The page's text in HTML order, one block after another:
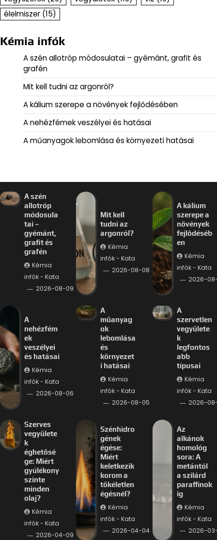
élelmiszer (15)
Kémia infók
A szén allotróp módosulatai – gyémánt, grafit és
grafén
Mit kell tudni az argonról?
A kálium szerepe a növények fejlődésében
A nehézfémek veszélyei és hatásai
A műanyagok lebomlása és környezeti hatásai
A szén
allotróp
módosula
tai –
gyémánt,
grafit és
grafén
Kémia
infók - Kata
2026-08-09
Mit kell
tudni az
argonról?
Kémia
infók - Kata
2026-08-08
A kálium
szerepe a
növények
fejlődéséb
en
Kémia
infók - Kata
2026-
A
nehézfém
ek
veszélyei
és hatásai
Kémia
infók - Kata
2026-08-06
A
műanyag
ok
lebomlása
és
környezet
i hatásai
Kémia
infók - Kata
2026-08-05
A
szervetlen
vegyülete
k
legfontos
abb
típusai
Kémia
infók - Kata
2026-
Szerves
vegyülete
k
éghetősé
ge: Miért
gyúlékony
szinte
minden
olaj?
Kémia
infók - Kata
2026-04-09
Szénhidro
gének
égése:
Miért
keletkezik
korom a
tökéletlen
égésnél?
Kémia
infók - Kata
2026-04-04
Az
alkánok
homológ
sora: A
metántól
a szilárd
paraffinok
ig
Kémia
infók - Kata
2026-